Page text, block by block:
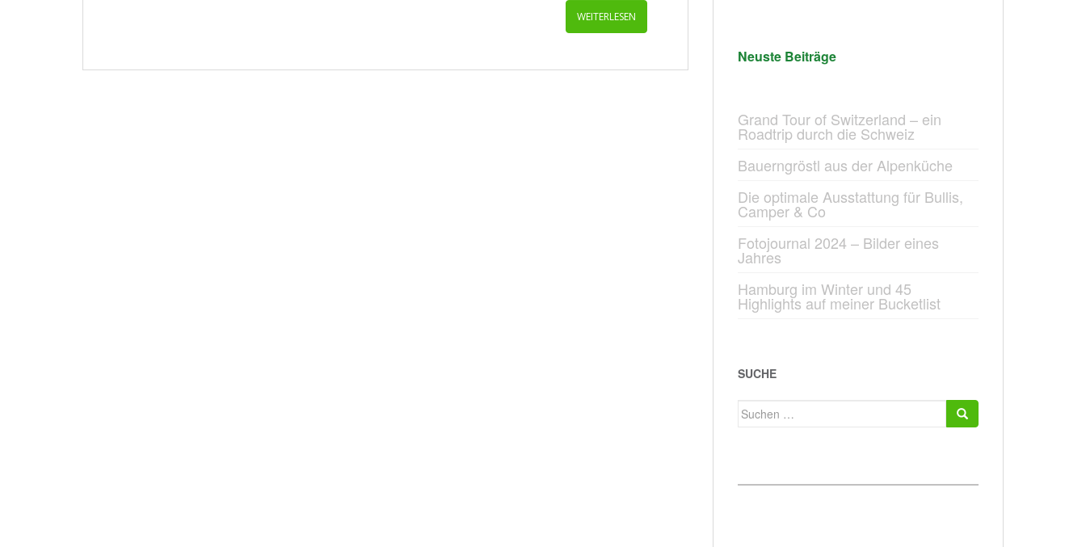
WEITERLESEN
Neuste Beiträge
Grand Tour of Switzerland – ein
Roadtrip durch die Schweiz
Bauerngröstl aus der Alpenküche
Die optimale Ausstattung für Bullis,
Camper & Co
Fotojournal 2024 – Bilder eines
Jahres
Hamburg im Winter und 45
Highlights auf meiner Bucketlist
SUCHE
Suchen